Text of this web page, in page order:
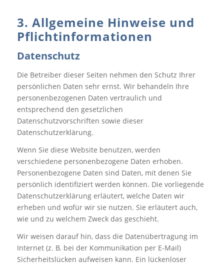
3. Allgemeine Hinweise und
Pflicht­informationen
Datenschutz
Die Betreiber dieser Seiten nehmen den Schutz Ihrer
persönlichen Daten sehr ernst. Wir behandeln Ihre
personenbezogenen Daten vertraulich und
entsprechend den gesetzlichen
Datenschutzvorschriften sowie dieser
Datenschutzerklärung.
Wenn Sie diese Website benutzen, werden
verschiedene personenbezogene Daten erhoben.
Personenbezogene Daten sind Daten, mit denen Sie
persönlich identifiziert werden können. Die vorliegende
Datenschutzerklärung erläutert, welche Daten wir
erheben und wofür wir sie nutzen. Sie erläutert auch,
wie und zu welchem Zweck das geschieht.
Wir weisen darauf hin, dass die Datenübertragung im
Internet (z. B. bei der Kommunikation per E-Mail)
Sicherheitslücken aufweisen kann. Ein lückenloser